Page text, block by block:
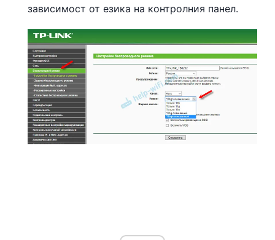
зависимост от езика на контролния панел.